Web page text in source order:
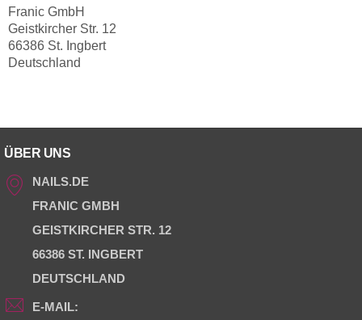
Franic GmbH
Geistkircher Str. 12
66386 St. Ingbert
Deutschland
ÜBER UNS
NAILS.DE
FRANIC GMBH
GEISTKIRCHER STR. 12
66386 ST. INGBERT
DEUTSCHLAND
E-MAIL: